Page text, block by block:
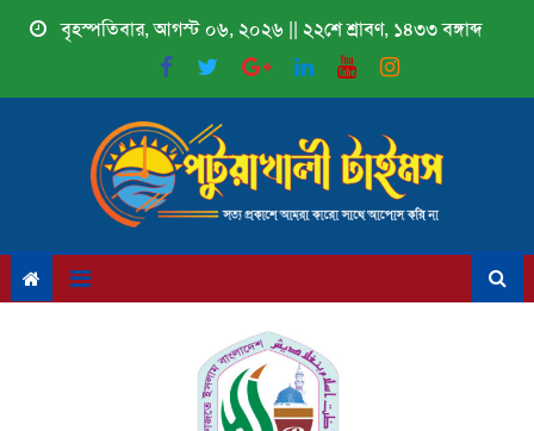
Skip
বৃহস্পতিবার, আগস্ট ০৬, ২০২৬ || ২২শে শ্রাবণ, ১৪৩৩ বঙ্গাব্দ